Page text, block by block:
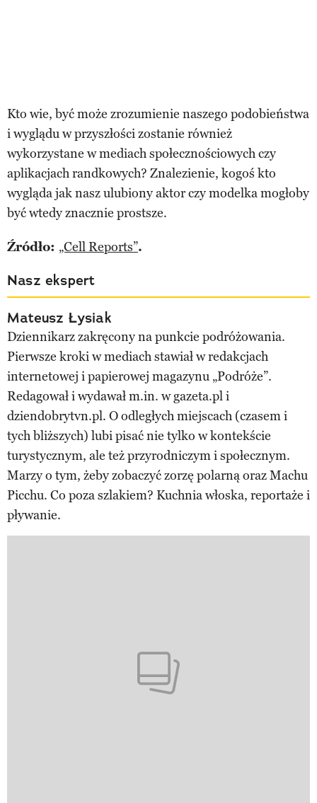
Kto wie, być może zrozumienie naszego podobieństwa
i wyglądu w przyszłości zostanie również
wykorzystane w mediach społecznościowych czy
aplikacjach randkowych? Znalezienie, kogoś kto
wygląda jak nasz ulubiony aktor czy modelka mogłoby
być wtedy znacznie prostsze.
Źródło: „Cell Reports”.
Nasz ekspert
Mateusz Łysiak
Dziennikarz zakręcony na punkcie podróżowania.
Pierwsze kroki w mediach stawiał w redakcjach
internetowej i papierowej magazynu „Podróże”.
Redagował i wydawał m.in. w gazeta.pl i
dziendobrytvn.pl. O odległych miejscach (czasem i
tych bliższych) lubi pisać nie tylko w kontekście
turystycznym, ale też przyrodniczym i społecznym.
Marzy o tym, żeby zobaczyć zorzę polarną oraz Machu
Picchu. Co poza szlakiem? Kuchnia włoska, reportaże i
pływanie.